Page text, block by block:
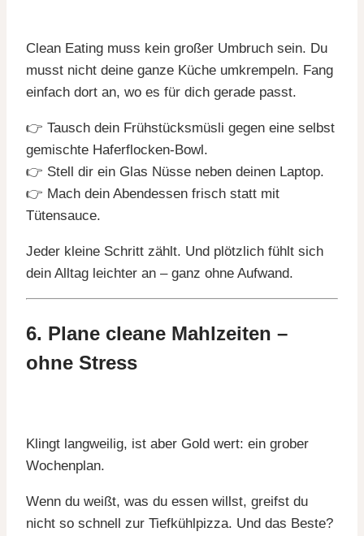
Clean Eating muss kein großer Umbruch sein. Du
musst nicht deine ganze Küche umkrempeln. Fang
einfach dort an, wo es für dich gerade passt.
👉 Tausch dein Frühstücksmüsli gegen eine selbst
gemischte Haferflocken-Bowl.
👉 Stell dir ein Glas Nüsse neben deinen Laptop.
👉 Mach dein Abendessen frisch statt mit
Tütensauce.
Jeder kleine Schritt zählt. Und plötzlich fühlt sich
dein Alltag leichter an – ganz ohne Aufwand.
6. Plane cleane Mahlzeiten –
ohne Stress
Klingt langweilig, ist aber Gold wert: ein grober
Wochenplan.
Wenn du weißt, was du essen willst, greifst du
nicht so schnell zur Tiefkühlpizza. Und das Beste?